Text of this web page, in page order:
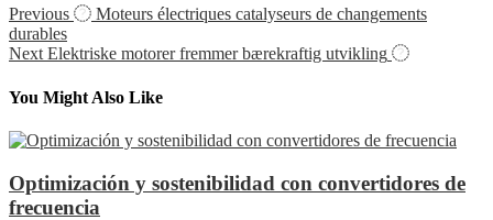
Navigácia
v
Previous
Moteurs électriques catalyseurs de changements
durables
Next Elektriske motorer fremmer bærekraftig utvikling
You Might Also Like
Optimización y sostenibilidad con convertidores de
frecuencia